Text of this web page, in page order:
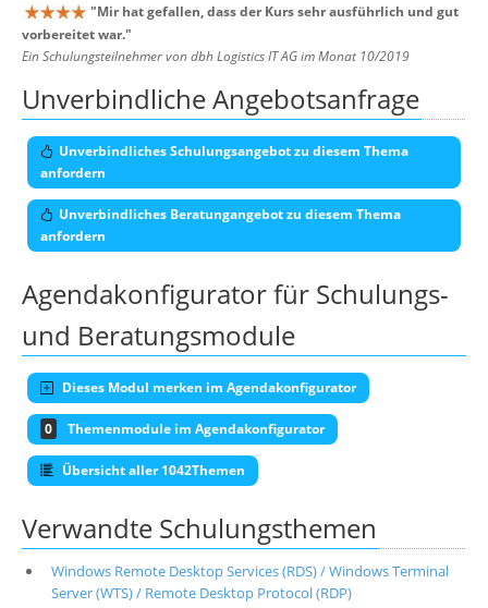
"Mir hat gefallen, dass der Kurs sehr ausführlich und gut
vorbereitet war."
Ein Schulungsteilnehmer von dbh Logistics IT AG im Monat 10/2019
Unverbindliche Angebotsanfrage
Unverbindliches Schulungsangebot zu diesem Thema
anfordern
Unverbindliches Beratungangebot zu diesem Thema
anfordern
Agendakonfigurator für Schulungs-
und Beratungsmodule
Dieses Modul merken im Agendakonfigurator
0 Themenmodule im Agendakonfigurator
Übersicht aller 1042Themen
Verwandte Schulungsthemen
Windows Remote Desktop Services (RDS) / Windows Terminal
Server (WTS) / Remote Desktop Protocol (RDP)